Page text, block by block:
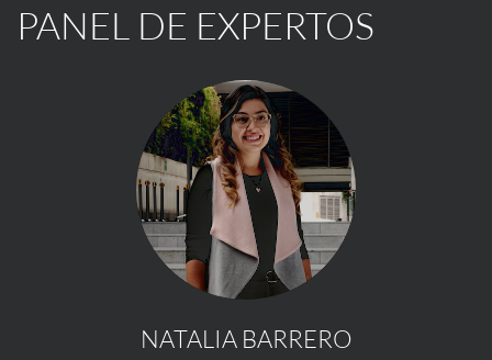
PANEL DE EXPERTOS
NATALIA BARRERO